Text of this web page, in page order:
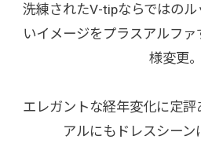
洗練されたV-tipならではの
いイメージをプラスアルフ
様変更。
エレガントな経年変化に定評
アルにもドレスシーン